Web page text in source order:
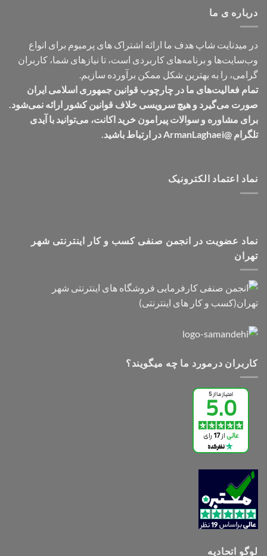
درباره ی ما
در میدنایت شاپ هدف ما ارائه اشتراک های پرمیوم برای انواع
وب‌سایت‌ها و برنامه‌های کاربردی است، تا نیازهای شما، کاربران
گرامی، را به بهترین شکل ممکن برآورده سازیم.
تمام فعالیت‌های ما در چارچوب قوانین جمهوری اسلامی ایران
صورت می‌گیرد و هیچ سرویسی خلاف قوانین کشور ارائه نمی‌شود.
برای مشاوره و سوالات پیرامون خرید اکانت، می‌توانید با آیدی
تلگرام @ArmanLaghaei در ارتباط باشید.
نماد اعتماد الکترونیک
نماد عضویت در انجمن صنفی کسب و کار اینترنتی شهر
تهران
کاربران درمورد ما چه میگویند؟
لوگو اتحادیه